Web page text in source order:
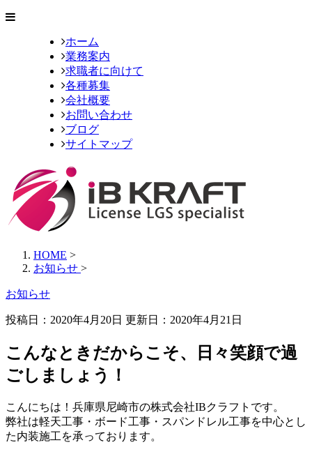
ホーム
業務案内
求職者に向けて
各種募集
会社概要
お問い合わせ
ブログ
サイトマップ
HOME >
お知らせ >
お知らせ
投稿日：2020年4月20日 更新日： 2020年4月21日
こんなときだからこそ、日々笑顔で過
ごしましょう！
こんにちは！兵庫県尼崎市の株式会社IBクラフトです。
弊社は軽天工事・ボード工事・スパンドレル工事を中心とし
た内装施工を承っております。